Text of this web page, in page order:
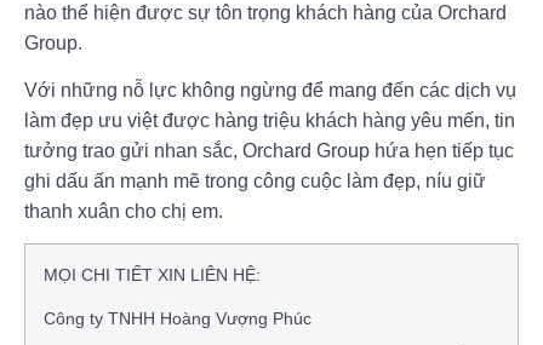
nào thể hiện được sự tôn trọng khách hàng của Orchard
Group.
Với những nỗ lực không ngừng để mang đến các dịch vụ
làm đẹp ưu việt được hàng triệu khách hàng yêu mến, tin
tưởng trao gửi nhan sắc, Orchard Group hứa hẹn tiếp tục
ghi dấu ấn mạnh mẽ trong công cuộc làm đẹp, níu giữ
thanh xuân cho chị em.
MỌI CHI TIẾT XIN LIÊN HỆ:
Công ty TNHH Hoàng Vượng Phúc